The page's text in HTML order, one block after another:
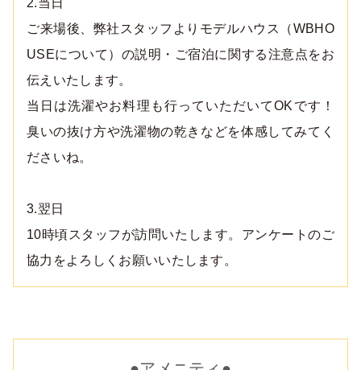
2.当日
ご来場後、弊社スタッフよりモデルハウス（WBHO
USEについて）の説明・ご宿泊に関する注意点をお
伝えいたします。
当日は洗濯やお料理も行っていただいてOKです！
臭いの抜け方や洗濯物の乾きなどを体感してみてく
ださいね。
3.翌日
10時頃スタッフが訪問いたします。アンケートのご
協力をよろしくお願いいたします。